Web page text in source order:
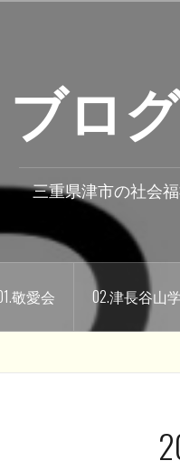
ブロ
三重県津市の社会
敬愛会 02.津長谷山